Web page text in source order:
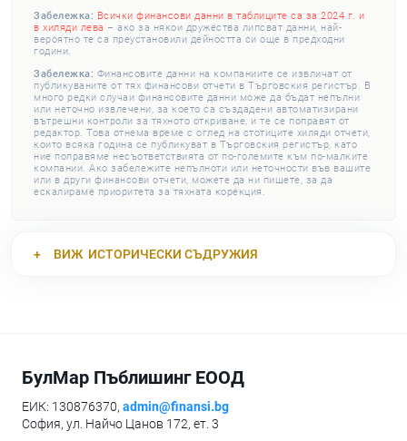
Забележка: Всички финансови данни в таблиците са за 2024 г. и
в хиляди лева – ако за някои дружества липсват данни, най-
вероятно те са преустановили дейността си още в предходни
години.
Забележка: Финансовите данни на компаниите се извличат от
публикуваните от тях финансови отчети в Търговския регистър. В
много редки случаи финансовите данни може да бъдат непълни
или неточно извлечени, за което са създадени автоматизирани
вътрешни контроли за тяхното откриване, и те се поправят от
редактор. Това отнема време с оглед на стотиците хиляди отчети,
които всяка година се публикуват в Търговския регистър, като
ние поправяме несъответствията от по-големите към по-малките
компании. Ако забележите непълноти или неточности във вашите
или в други финансови отчети, можете да ни пишете, за да
ескалираме приоритета за тяхната корекция.
ВИЖ ИСТОРИЧЕСКИ СЪДРУЖИЯ
БулМар Пъблишинг ЕООД
ЕИК: 130876370, admin@finansi.bg
София, ул. Найчо Цанов 172, ет. 3